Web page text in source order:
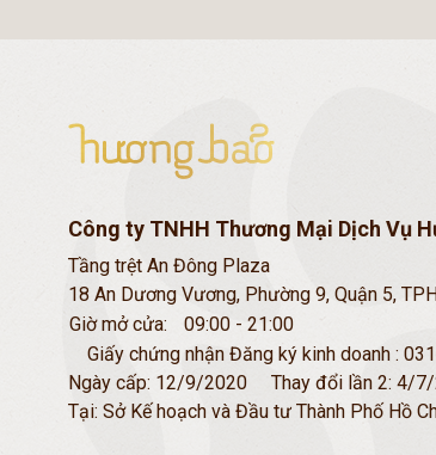
Công ty TNHH Thương Mại Dịch Vụ
Tầng trệt An Đông Plaza
18 An Dương Vương, Phường 9, Quận 5,
Giờ mở cửa:
09:00 - 21:00
Giấy chứng nhận Đăng ký kinh doanh :
Ngày cấp: 12/9/2020
Thay đổi lần 2: 4/
Tại: Sở Kế hoạch và Đầu tư Thành Phố Hồ